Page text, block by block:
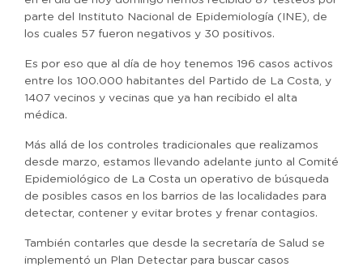
parte del Instituto Nacional de Epidemiología (INE), de
los cuales 57 fueron negativos y 30 positivos.
Es por eso que al día de hoy tenemos 196 casos activos
entre los 100.000 habitantes del Partido de La Costa, y
1407 vecinos y vecinas que ya han recibido el alta
médica.
Más allá de los controles tradicionales que realizamos
desde marzo, estamos llevando adelante junto al Comité
Epidemiológico de La Costa un operativo de búsqueda
de posibles casos en los barrios de las localidades para
detectar, contener y evitar brotes y frenar contagios.
También contarles que desde la secretaría de Salud se
implementó un Plan Detectar para buscar casos